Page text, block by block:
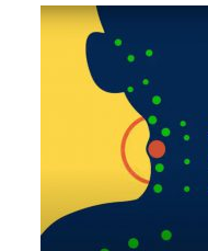
Capture2